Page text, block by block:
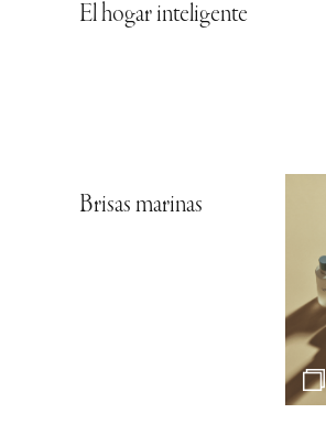
El hogar inteligente
Brisas marinas